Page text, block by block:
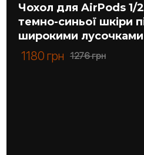
Вас з усіх питань.
Чохол для AirPods 1/2
темно-синьої шкіри
широкими лусочками
1276грн
1180 грн